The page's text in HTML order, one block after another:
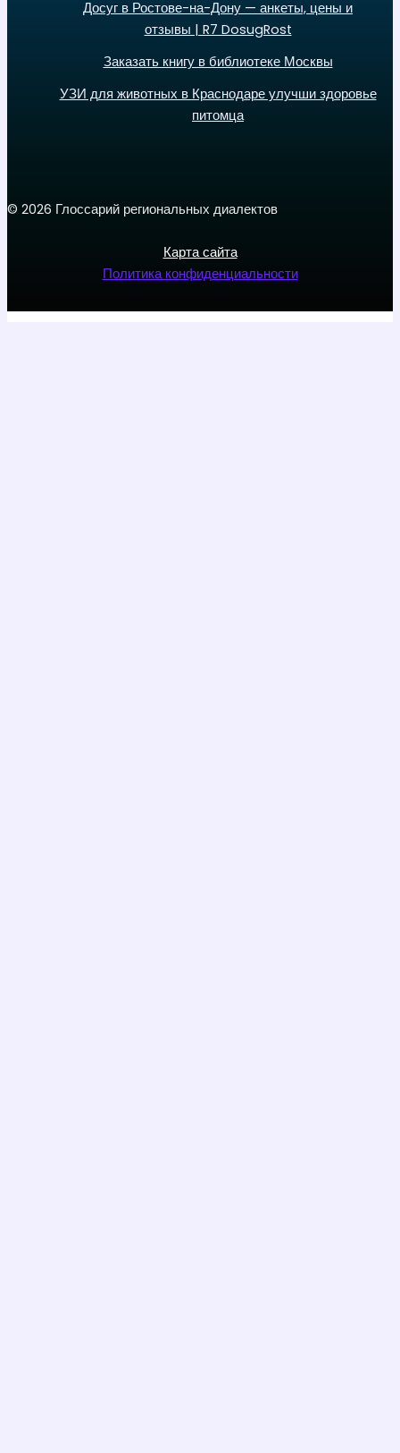
Досуг в Ростове-на-Дону — анкеты, цены и
отзывы | R7 DosugRost
Заказать книгу в библиотеке Москвы
УЗИ для животных в Краснодаре улучши здоровье
питомца
© 2026 Глоссарий региональных диалектов
Карта сайта
Политика конфиденциальности